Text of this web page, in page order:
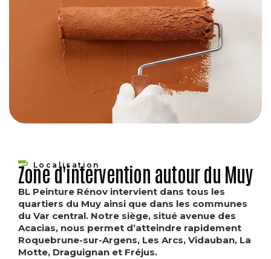
Localisation
Zone d'intervention autour du Muy
BL Peinture Rénov intervient dans tous les
quartiers du Muy ainsi que dans les communes
du Var central. Notre siège, situé avenue des
Acacias, nous permet d’atteindre rapidement
Roquebrune-sur-Argens, Les Arcs, Vidauban, La
Motte, Draguignan et Fréjus.